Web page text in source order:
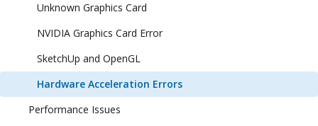
Unknown Graphics Card
NVIDIA Graphics Card Error
SketchUp and OpenGL
Hardware Acceleration Errors
Performance Issues